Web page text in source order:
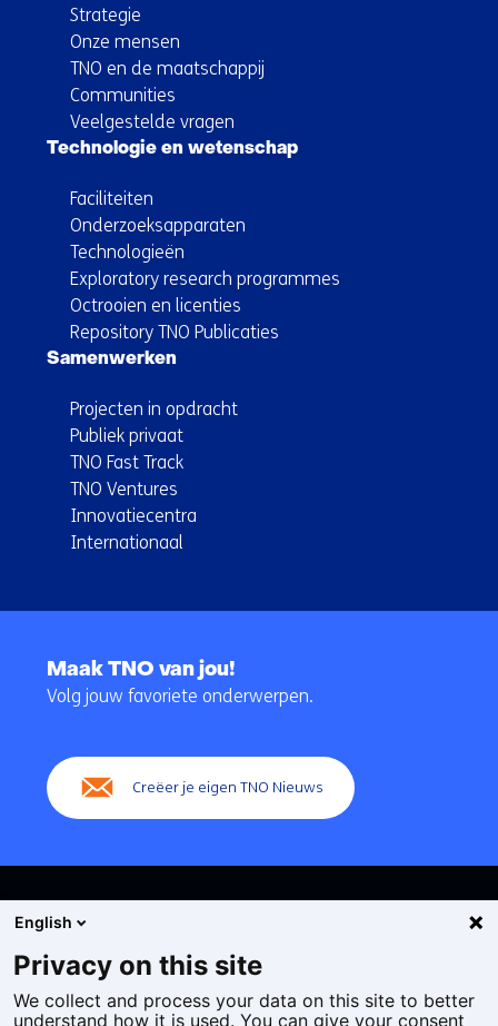
Strategie
Onze mensen
TNO en de maatschappij
Communities
Veelgestelde vragen
Technologie en wetenschap
Faciliteiten
Onderzoeksapparaten
Technologieën
Exploratory research programmes
Octrooien en licenties
Repository TNO Publicaties
Samenwerken
Projecten in opdracht
Publiek privaat
TNO Fast Track
TNO Ventures
Innovatiecentra
Internationaal
navigatie
Maak TNO van jou!
Volg jouw favoriete onderwerpen.
Creëer je eigen TNO Nieuws
Cookies
English
Privacy on this site
We collect and process your data on this site to better
understand how it is used. You can give your consent